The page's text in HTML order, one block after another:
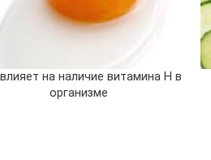
на наличие витамина Н в
организме